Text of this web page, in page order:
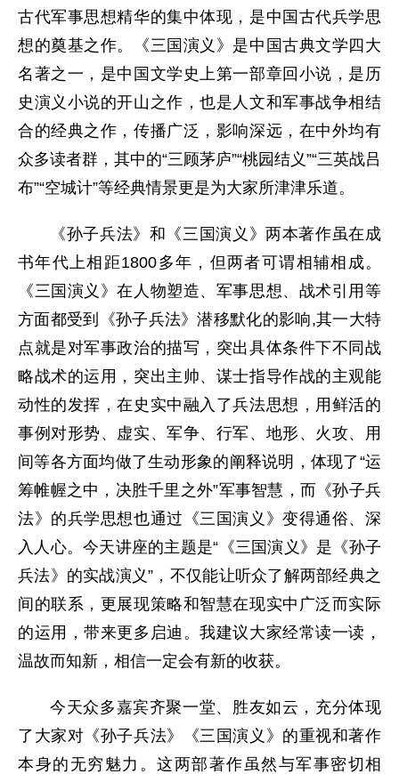
古代军事思想精华的集中体现，是中国古代兵学思
想的奠基之作。《三国演义》是中国古典文学四大
名著之一，是中国文学史上第一部章回小说，是历
史演义小说的开山之作，也是人文和军事战争相结
合的经典之作，传播广泛，影响深远，在中外均有
众多读者群，其中的“三顾茅庐”“桃园结义”“三英战吕
布”“空城计”等经典情景更是为大家所津津乐道。
《孙子兵法》和《三国演义》两本著作虽在成
书年代上相距1800多年，但两者可谓相辅相成。
《三国演义》在人物塑造、军事思想、战术引用等
方面都受到《孙子兵法》潜移默化的影响,其一大特
点就是对军事政治的描写，突出具体条件下不同战
略战术的运用，突出主帅、谋士指导作战的主观能
动性的发挥，在史实中融入了兵法思想，用鲜活的
事例对形势、虚实、军争、行军、地形、火攻、用
间等各方面均做了生动形象的阐释说明，体现了“运
筹帷幄之中，决胜千里之外”军事智慧，而《孙子兵
法》的兵学思想也通过《三国演义》变得通俗、深
入人心。今天讲座的主题是“《三国演义》是《孙子
兵法》的实战演义”，不仅能让听众了解两部经典之
间的联系，更展现策略和智慧在现实中广泛而实际
的运用，带来更多启迪。我建议大家经常读一读，
温故而知新，相信一定会有新的收获。
今天众多嘉宾齐聚一堂、胜友如云，充分体现
了大家对《孙子兵法》《三国演义》的重视和著作
本身的无穷魅力。这两部著作虽然与军事密切相